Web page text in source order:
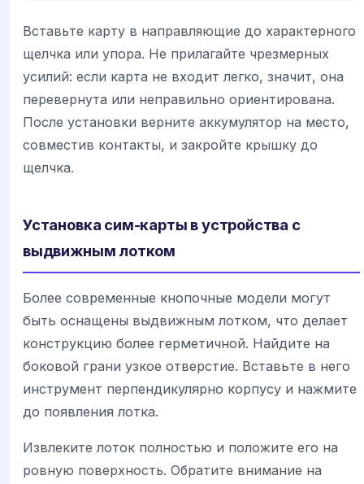
Вставьте карту в направляющие до характерного
щелчка или упора. Не прилагайте чрезмерных
усилий: если карта не входит легко, значит, она
перевернута или неправильно ориентирована.
После установки верните аккумулятор на место,
совместив контакты, и закройте крышку до
щелчка.
Установка сим-карты в устройства с
выдвижным лотком
Более современные кнопочные модели могут
быть оснащены выдвижным лотком, что делает
конструкцию более герметичной. Найдите на
боковой грани узкое отверстие. Вставьте в него
инструмент перпендикулярно корпусу и нажмите
до появления лотка.
Извлеките лоток полностью и положите его на
ровную поверхность. Обратите внимание на